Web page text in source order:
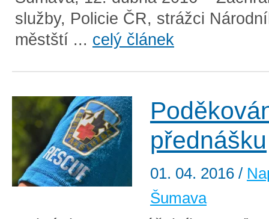
služby, Policie ČR, strážci
městští ... celý článek
přednášku
01. 04. 2016 /
Šumava